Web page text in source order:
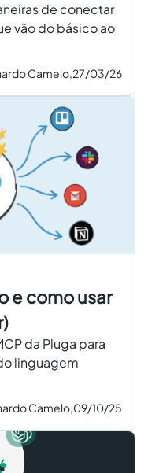
de conectar
vão do básico ao
Camelo,27/03/26
e como usar
da Pluga para
linguagem
Camelo,09/10/25